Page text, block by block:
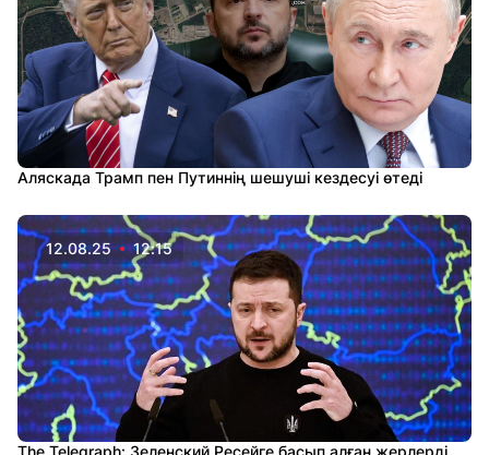
Аляскада Трамп пен Путиннің шешуші кездесуі өтеді
12.08.25 12:15
The Telegraph: Зеленский Ресейге басып алған жерлерді